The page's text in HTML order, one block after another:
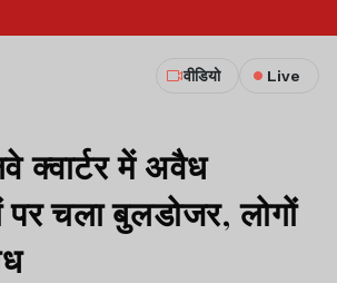
वीडियो Live
क्वार्टर में अवैध
पर चला बुलडोजर, लोगों